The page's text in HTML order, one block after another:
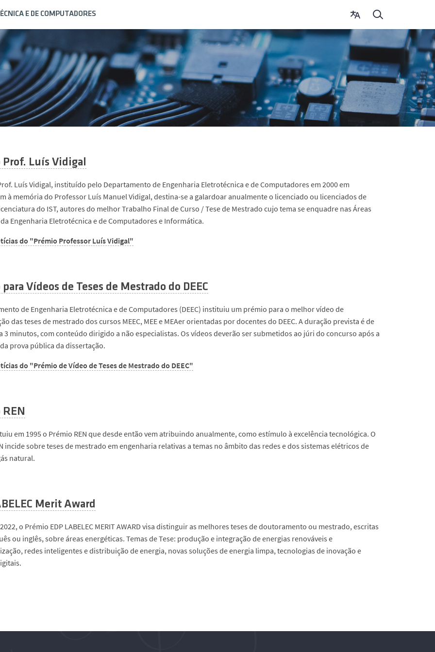
E DE COMPUTADORES
Prof. Luís Vidigal
Luís Vidigal, instituído pelo Departamento de Engenharia Eletrotécnica e de Computadores em 2000 em
à memória do Professor Luís Manuel Vidigal, destina-se a galardoar anualmente o licenciado ou licenciados de
do IST, autores do melhor Trabalho Final de Curso / Tese de Mestrado cujo tema se enquadre nas Áreas
Engenharia Eletrotécnica e de Computadores e Informática.
do "Prémio Professor Luís Vidigal"
Vídeos de Teses de Mestrado do DEEC
de Engenharia Eletrotécnica e de Computadores (DEEC) instituiu um prémio para o melhor vídeo de
das teses de mestrado dos cursos MEEC, MEE e MEAer orientadas por docentes do DEEC. A duração prevista é de
3 minutos, com conteúdo dirigido a não especialistas. Os vídeos deverão ser submetidos ao júri do concurso após a
prova pública da dissertação.
do "Prémio de Vídeo de Teses de Mestrado do DEEC"
em 1995 o Prémio REN que desde então vem atribuindo anualmente, como estímulo à excelência tecnológica. O
incide sobre teses de mestrado em engenharia relativas a temas no âmbito das redes e dos sistemas elétricos de
natural.
Merit Award
o Prémio EDP LABELEC MERIT AWARD visa distinguir as melhores teses de doutoramento ou mestrado, escritas
ou inglês, sobre áreas energéticas. Temas de Tese: produção e integração de energias renováveis e
redes inteligentes e distribuição de energia, novas soluções de energia limpa, tecnologias de inovação e